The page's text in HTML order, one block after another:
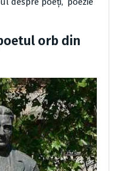
orb din